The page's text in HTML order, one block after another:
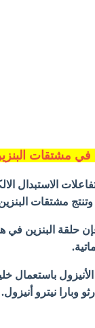
في مشتقات
الاستبدال
مشتقات
حلقة البنزين في
الأنيزول باستعمال
وبارا نيترو